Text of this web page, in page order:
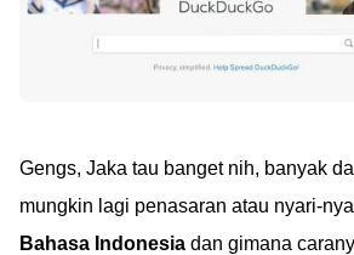
Gengs, Jaka tau banget nih, banyak
mungkin lagi penasaran atau nyari-
Bahasa Indonesia dan gimana